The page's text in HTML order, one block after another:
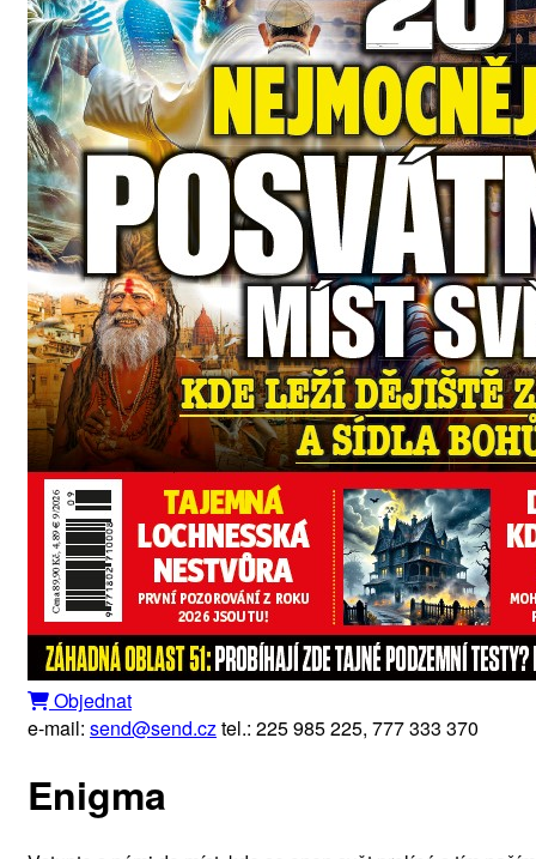
Objednat
e-mail: send@send.cztel.: 225 985 225, 777 333 370
Enigma